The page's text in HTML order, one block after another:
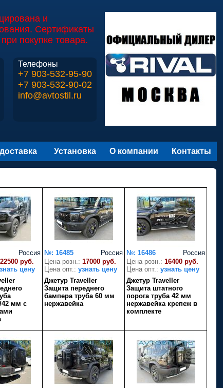
и
Сертификаты
покупке товара.
Телефоны
+7 903-532-95-90
+7 903-532-90-02
info@avtostil.ru
Установка О компании Контакты
Россия
22500 руб.
цену
42 мм с
Россия
№: 16485
Цена розн.: 17000 руб.
Цена опт.: узнать цену
Джетур Traveller
Защита переднего
бампера труба 60 мм
нержавейка
Россия
№: 16486
Цена розн.: 16400 руб.
Цена опт.: узнать цену
Джетур Traveller
Защита штатного
порога труба 42 мм
нержавейка крепеж в
комплекте